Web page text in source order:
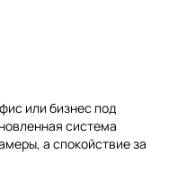
или бизнес под
система
а спокойствие за